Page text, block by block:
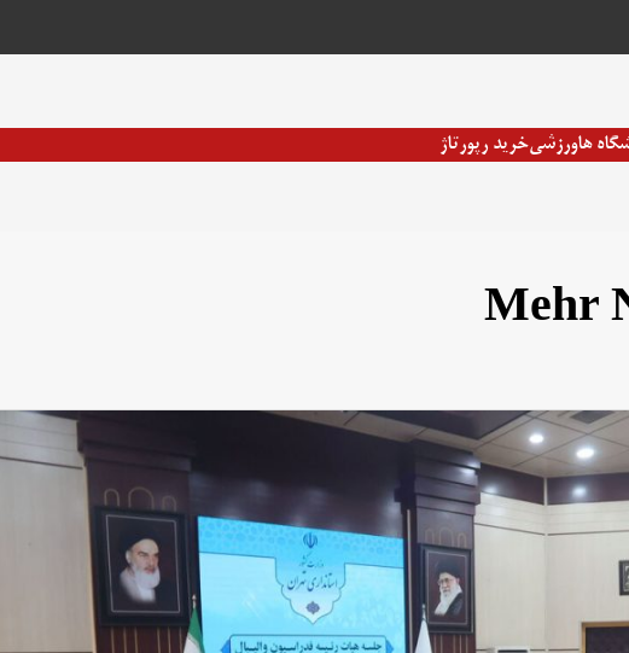
هاورزشیخرید رپورتاژ